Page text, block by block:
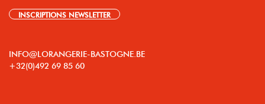
INSCRIPTIONS NEWSLETTER
INFO@LORANGERIE-BASTOGNE.BE
+32(0)492 69 85 60